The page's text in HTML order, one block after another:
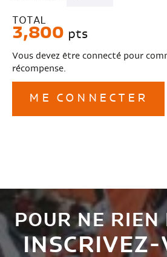
TOTAL
3,800 pts
Vous devez être connecté pour
récompense.
ME CONNECTER
POUR NE RIEN
INSCRIVEZ-